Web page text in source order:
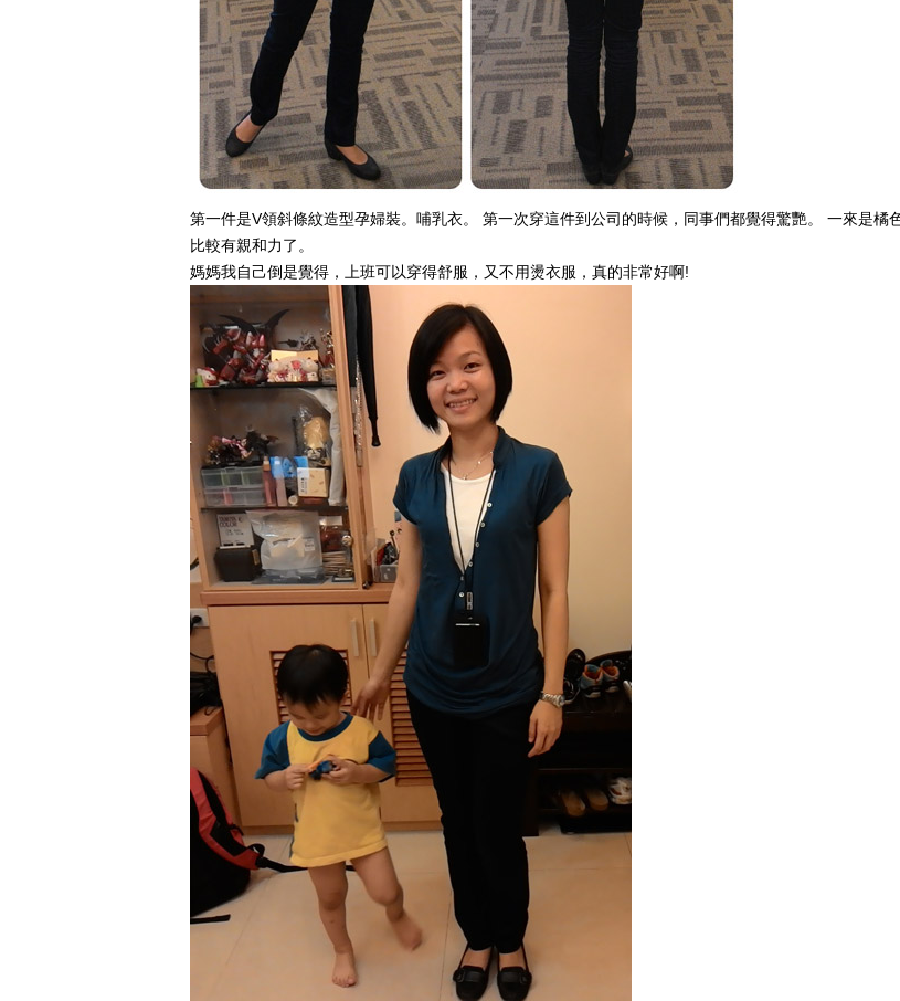
第一件是V領斜條紋造型孕婦裝。哺乳衣。 第一次穿這件到公司的時候，同事們都覺得驚艷。 一來是
比較有親和力了。
媽媽我自己倒是覺得，上班可以穿得舒服，又不用燙衣服，真的非常好啊!